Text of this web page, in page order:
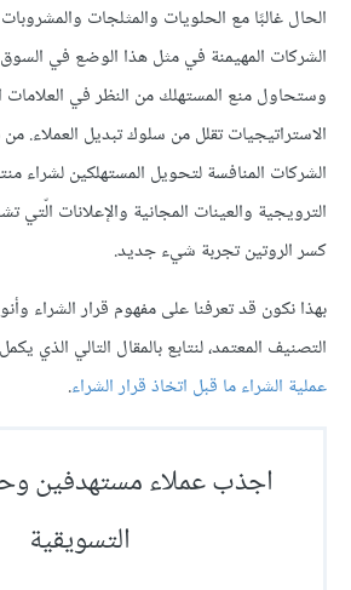
الحال غالبًا مع الحلويات والمثلجات
الشركات المهيمنة في مثل هذا الوضع في
وستحاول منع المستهلك من النظر في العلامات
الاستراتيجيات تقلل من سلوك تبديل العملاء.
الشركات المنافسة لتحويل المستهلكين لشراء
الترويجية والعينات المجانية والإعلانات
كسر الروتين تجربة شيء جديد.
بهذا نكون قد تعرفنا على مفهوم قرار الشراء
التصنيف المعتمد، لنتابع بالمقال التالي الذي
عملية الشراء ما قبل اتخاذ قرار الشراء.
اجذب عملاء مستهدفين
التسويقية